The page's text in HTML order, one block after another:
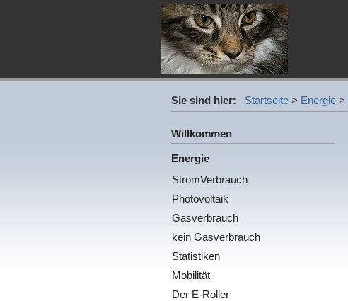
Sie sind hier: Startseite > Energie >
Willkommen
Energie
StromVerbrauch
Photovoltaik
Gasverbrauch
kein Gasverbrauch
Statistiken
Mobilität
Der E-Roller